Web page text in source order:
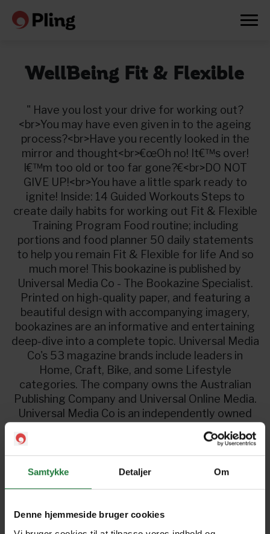
Samtykke Detaljer Om
Denne hjemmeside bruger cookies
Prøv en måned gratis
WellBeing Fit & Flexible
" Have you lost your drive for working out?
<br>You may have even given in to the ageing
process?<br>Have you recently looked in the
mirror and thought<br>€œOh no! It€™s over!
I€™m too old or too far gone?€<br>DO NOT
GIVE UP!<br>You have a little spark ready to
ignite! Inside: 14 Guided Workouts Steps to
create daily habits for working out Fit & Flexible
Training Program Food routine; including
portions and food planner 50 daily statements
to help you remain Fit & Flexible for life And so
much more! This bookazine is published by
Universal Media Co - The Bookazine Specialist.
Printed on high-quality paper, and featuring a
beautiful design with accompanying imagery,
bookazines are an informative and entertaining
deep-dive into a complete topic. Universal Media
Co's 53 magazine brands include leaders in
Home, Craft, Bike, and some Lifestyle
categories. The company owns the Australian
Publishing Company and Universal Online Media.
Universal Media Co is an independently owned
Published: 2022 Size: 220mm x 300mm Pages:
178 Material: Made from premium quality paper
"